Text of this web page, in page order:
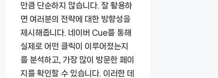
만큼 단순하지 않습니다. 잘 활용하
면 여러분의 전략에 대한 방향성을
제시해줍니다. 네이버 Cue를 통해
실제로 어떤 클릭이 이루어졌는지
를 분석하고, 가장 많이 방문한 페이
지를 확인할 수 있습니다. 이러한 데